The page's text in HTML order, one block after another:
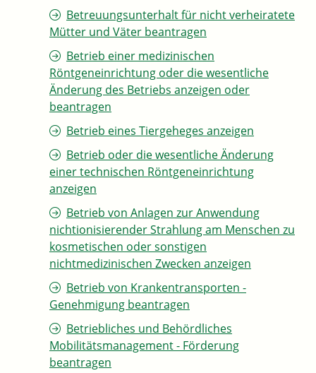
Betreuungsunterhalt für nicht verheiratete
Mütter und Väter beantragen
Betrieb einer medizinischen
Röntgeneinrichtung oder die wesentliche
Änderung des Betriebs anzeigen oder
beantragen
Betrieb eines Tiergeheges anzeigen
Betrieb oder die wesentliche Änderung
einer technischen Röntgeneinrichtung
anzeigen
Betrieb von Anlagen zur Anwendung
nichtionisierender Strahlung am Menschen zu
kosmetischen oder sonstigen
nichtmedizinischen Zwecken anzeigen
Betrieb von Krankentransporten -
Genehmigung beantragen
Betriebliches und Behördliches
Mobilitätsmanagement - Förderung
beantragen